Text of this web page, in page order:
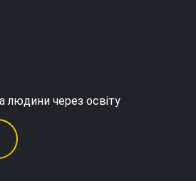
людини через освіту